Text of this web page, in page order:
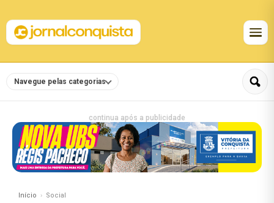
Navegue pelas categorias
continua após a publicidade
Início Social